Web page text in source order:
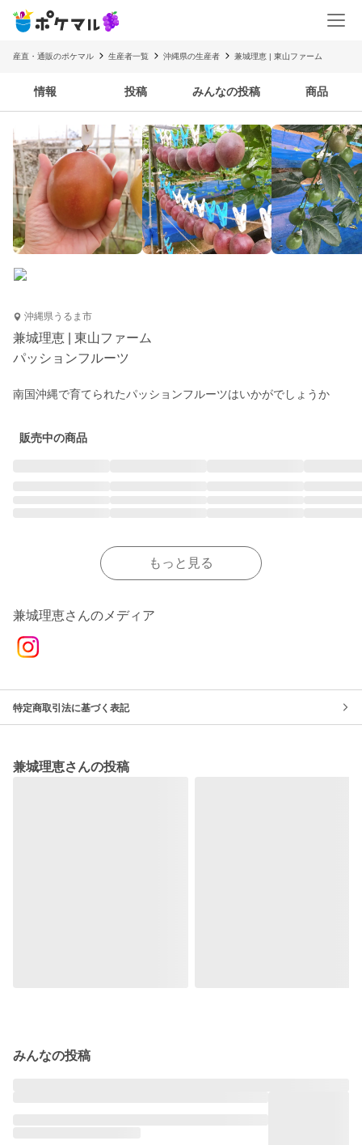
産直・通販のポケマル 生産者一覧 沖縄県の生産者 兼城理恵 | 東山ファーム
情報 投稿 みんなの投稿 商品
沖縄県うるま市
兼城理恵 | 東山ファーム
パッションフルーツ
南国沖縄で育てられたパッションフルーツはいかがでしょうか
販売中の商品
もっと見る
兼城理恵さんのメディア
特定商取引法に基づく表記
兼城理恵さんの投稿
みんなの投稿